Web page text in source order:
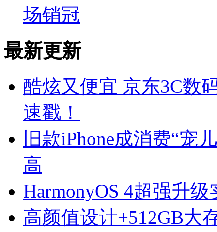
场销冠
最新更新
酷炫又便宜 京东3C数
速戳！
旧款iPhone成消费“宠
高
HarmonyOS 4超强升
高颜值设计+512GB大